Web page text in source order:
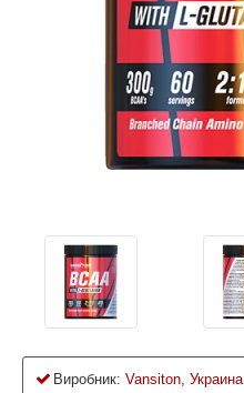
Виробник: Vansiton, Украина